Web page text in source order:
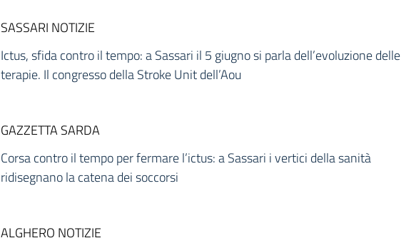
SASSARI NOTIZIE
Ictus, sfida contro il tempo: a Sassari il 5 giugno si parla dell’evoluzione delle
terapie. Il congresso della Stroke Unit dell’Aou
GAZZETTA SARDA
Corsa contro il tempo per fermare l’ictus: a Sassari i vertici della sanità
ridisegnano la catena dei soccorsi
ALGHERO NOTIZIE